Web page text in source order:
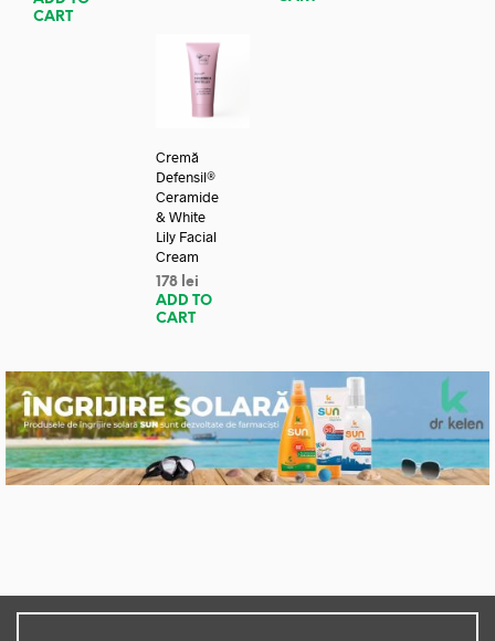
CART
Cremă
Defensil®
Ceramide
& White
Lily Facial
Cream
178 lei
ADD TO
CART